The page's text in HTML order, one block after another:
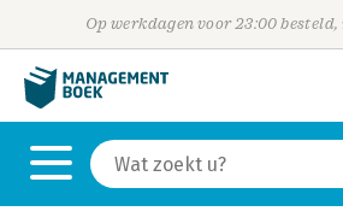
Op werkdagen voor 23:00